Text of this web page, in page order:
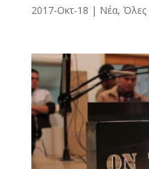
2017-Οκτ-18 | Νέα, Όλες